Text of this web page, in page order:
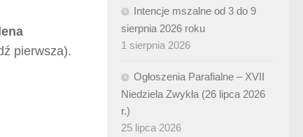
pierwsza).
Intencje mszalne od 3 do 9
sierpnia 2026 roku
1 sierpnia 2026
Ogłoszenia Parafialne – XVII
Niedziela Zwykła (26 lipca 2026
r.)
25 lipca 2026